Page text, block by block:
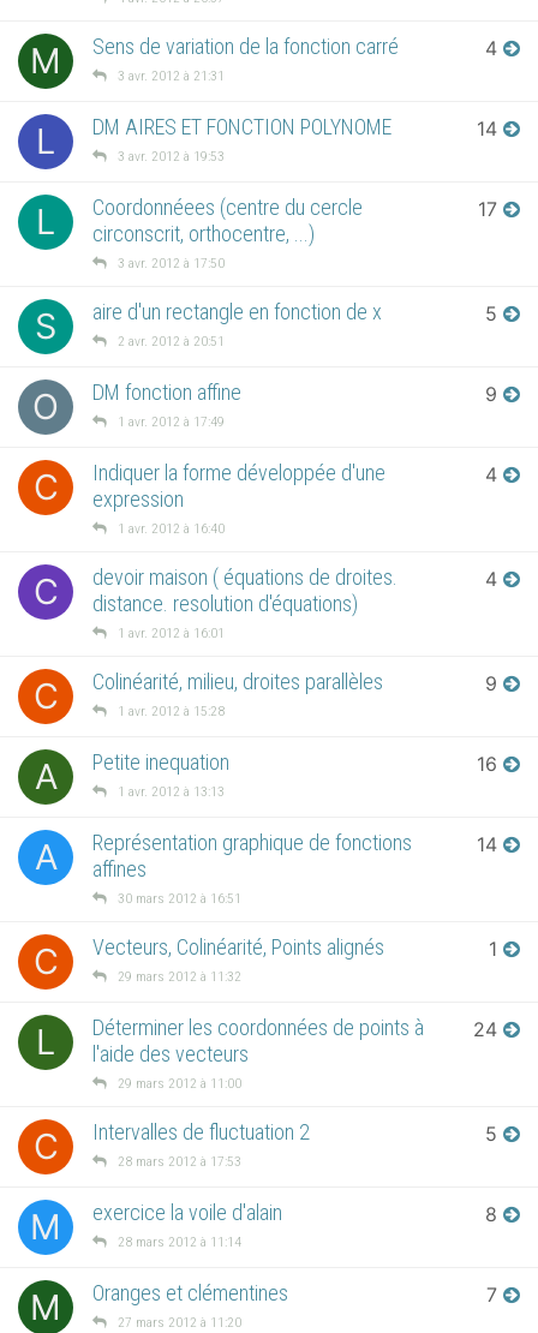
M Sens de variation de la fonction carré
3 avr. 2012 à 21:31
4
L DM AIRES ET FONCTION POLYNOME
3 avr. 2012 à 19:53
14
L
Coordonnéees (centre du cercle
circonscrit, orthocentre, ...)
3 avr. 2012 à 17:50
17
S aire d'un rectangle en fonction de x
2 avr. 2012 à 20:51
5
O DM fonction affine
1 avr. 2012 à 17:49
9
C
Indiquer la forme développée d'une
expression
1 avr. 2012 à 16:40
4
C
devoir maison ( équations de droites.
distance. resolution d'équations)
1 avr. 2012 à 16:01
4
C Colinéarité, milieu, droites parallèles
1 avr. 2012 à 15:28
9
A Petite inequation
1 avr. 2012 à 13:13
16
A
Représentation graphique de fonctions
affines
30 mars 2012 à 16:51
14
C Vecteurs, Colinéarité, Points alignés
29 mars 2012 à 11:32
1
L
Déterminer les coordonnées de points à
l'aide des vecteurs
29 mars 2012 à 11:00
24
C Intervalles de fluctuation 2
28 mars 2012 à 17:53
5
M exercice la voile d'alain
28 mars 2012 à 11:14
8
M Oranges et clémentines
27 mars 2012 à 11:20
7